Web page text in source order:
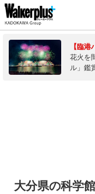
【臨
花火を
ル」鑑
大分県の科学